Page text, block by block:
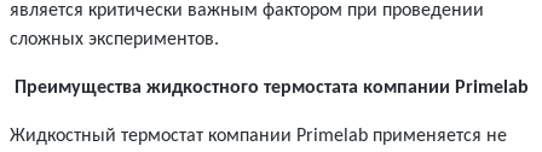
является критически важным фактором при проведении
сложных экспериментов.
Преимущества жидкостного термостата компании Primelab
Жидкостный термостат компании Primelab применяется не